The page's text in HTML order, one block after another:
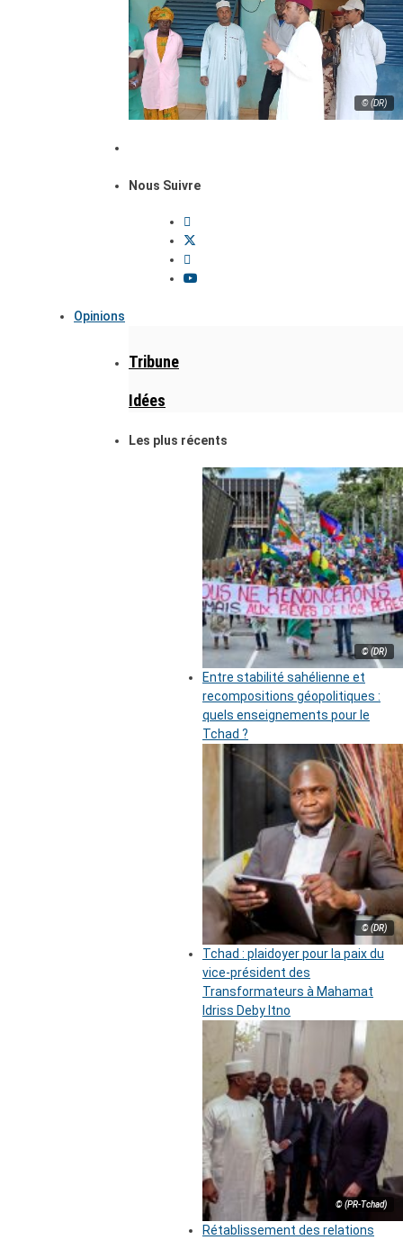
© (DR)
Nous Suivre
Opinions
Tribune
Idées
Les plus récents
© (DR)
Entre stabilité sahélienne et
recompositions géopolitiques :
quels enseignements pour le
Tchad ?
© (DR)
Tchad : plaidoyer pour la paix du
vice-président des
Transformateurs à Mahamat
Idriss Deby Itno
© (PR-Tchad)
Rétablissement des relations